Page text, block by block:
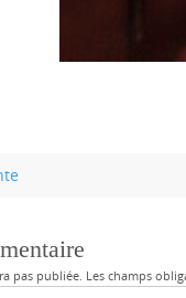
pas publiée. Les champs